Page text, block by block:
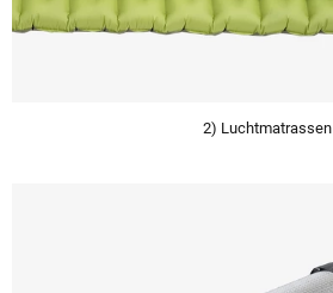
2) Luchtmatrassen